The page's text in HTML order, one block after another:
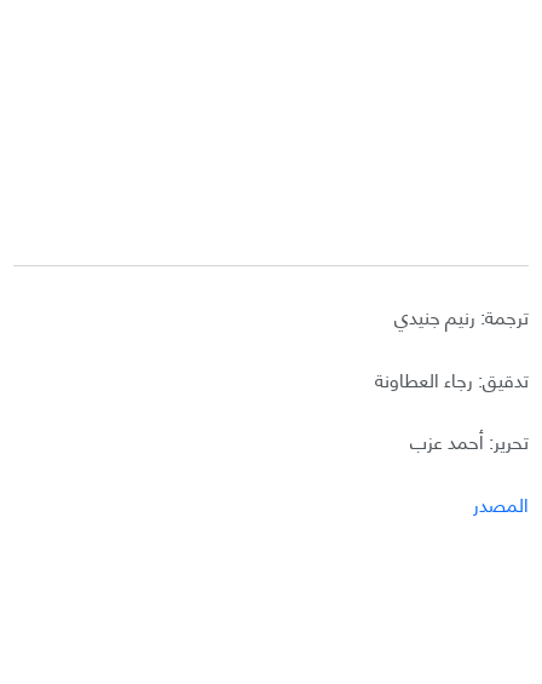
ترجمة: رنيم جنيدي
تدقيق: رجاء العطاونة
تحرير: أحمد عزب
المصدر